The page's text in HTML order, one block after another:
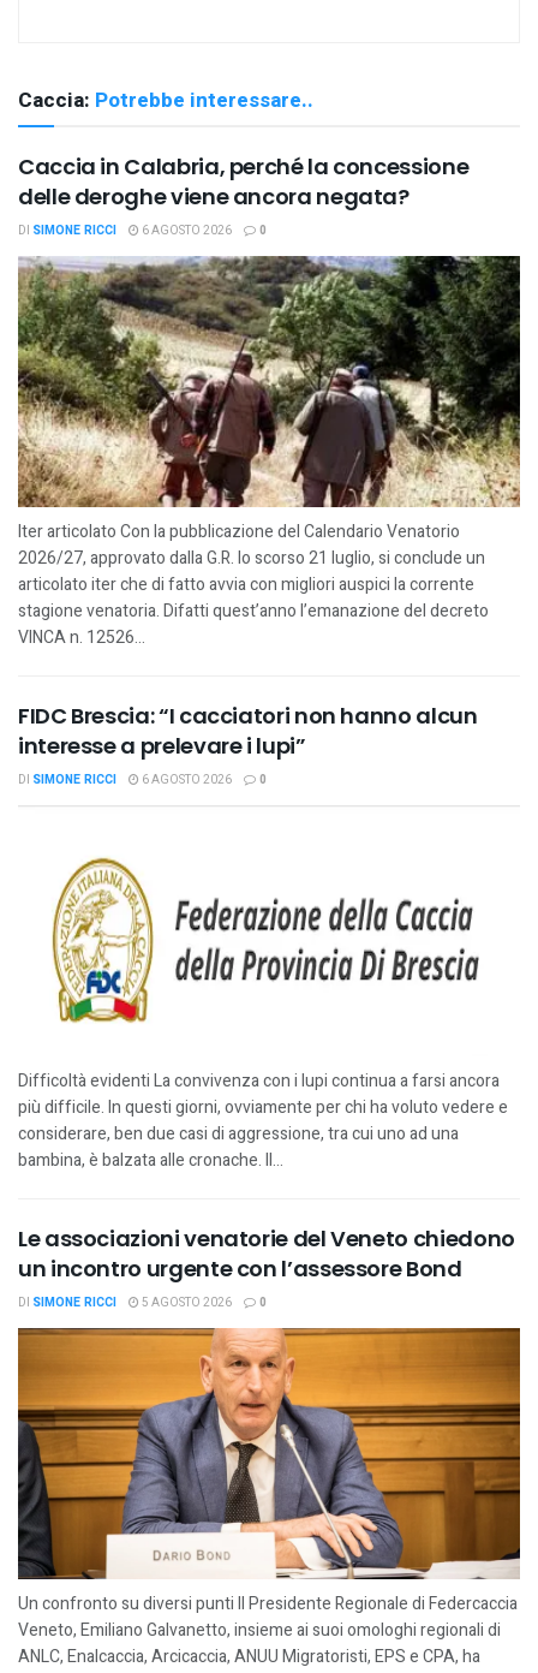
Caccia: Potrebbe interessare..
Caccia in Calabria, perché la concessione
delle deroghe viene ancora negata?
DI SIMONE RICCI 6 AGOSTO 2026 0
Iter articolato Con la pubblicazione del Calendario Venatorio
2026/27, approvato dalla G.R. lo scorso 21 luglio, si conclude un
articolato iter che di fatto avvia con migliori auspici la corrente
stagione venatoria. Difatti quest’anno l’emanazione del decreto
VINCA n. 12526...
FIDC Brescia: “I cacciatori non hanno alcun
interesse a prelevare i lupi”
DI SIMONE RICCI 6 AGOSTO 2026 0
Difficoltà evidenti La convivenza con i lupi continua a farsi ancora
più difficile. In questi giorni, ovviamente per chi ha voluto vedere e
considerare, ben due casi di aggressione, tra cui uno ad una
bambina, è balzata alle cronache. Il...
Le associazioni venatorie del Veneto chiedono
un incontro urgente con l’assessore Bond
DI SIMONE RICCI 5 AGOSTO 2026 0
Un confronto su diversi punti Il Presidente Regionale di Federcaccia
Veneto, Emiliano Galvanetto, insieme ai suoi omologhi regionali di
ANLC, Enalcaccia, Arcicaccia, ANUU Migratoristi, EPS e CPA, ha